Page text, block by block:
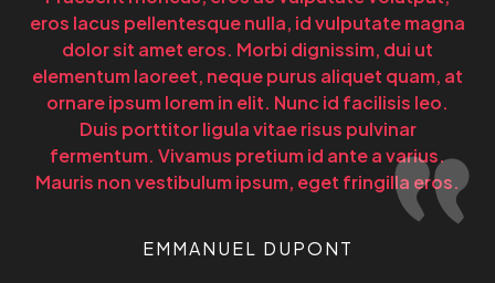
eros lacus pellentesque nulla, id vulputate magna
dolor sit amet eros. Morbi dignissim, dui ut
elementum laoreet, neque purus aliquet quam, at
ornare ipsum lorem in elit. Nunc id facilisis leo.
Duis porttitor ligula vitae risus pulvinar
fermentum. Vivamus pretium id ante a varius.
Mauris non vestibulum ipsum, eget fringilla eros.
EMMANUEL DUPONT